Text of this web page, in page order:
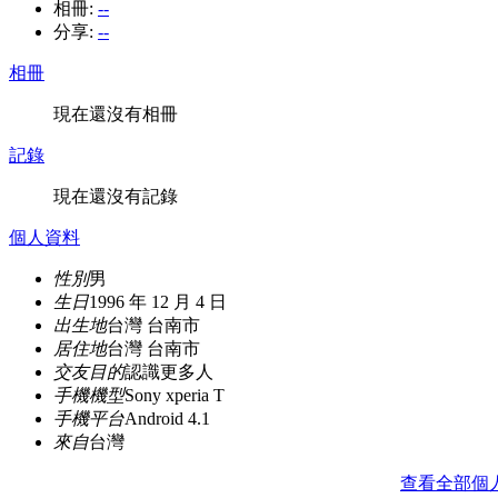
相冊: --
分享: --
相冊
現在還沒有相冊
記錄
現在還沒有記錄
個人資料
性別男
生日1996 年 12 月 4 日
出生地台灣 台南市
居住地台灣 台南市
交友目的認識更多人
手機機型Sony xperia T
手機平台Android 4.1
來自台灣
查看全部個